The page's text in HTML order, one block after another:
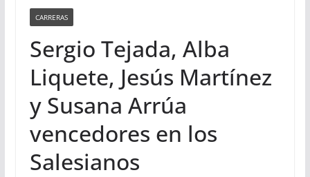
CARRERAS
Sergio Tejada, Alba
Liquete, Jesús Martínez
y Susana Arrúa
vencedores en los
Salesianos